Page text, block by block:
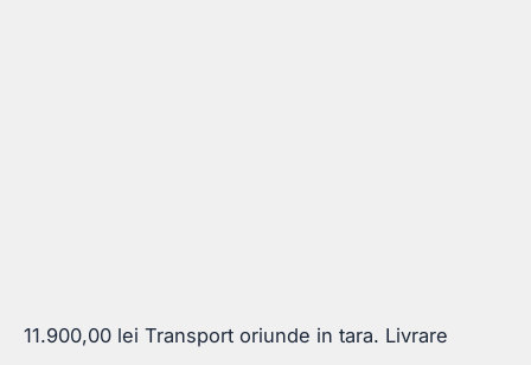
11.900,00 lei Transport oriunde in tara. Livrare